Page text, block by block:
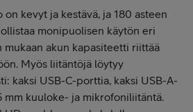
kevyt ja kestävä, ja 180 asteen
monipuolisen käytön eri
mukaan akun kapasiteetti riittää
Myös liitäntöjä löytyy
kaksi USB-C-porttia, kaksi USB-A-
mm kuuloke- ja mikrofoniliitäntä.